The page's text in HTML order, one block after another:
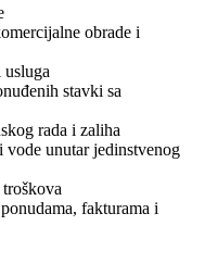
obrade i
stavki sa
rada i zaliha
unutar jedinstvenog
fakturama i